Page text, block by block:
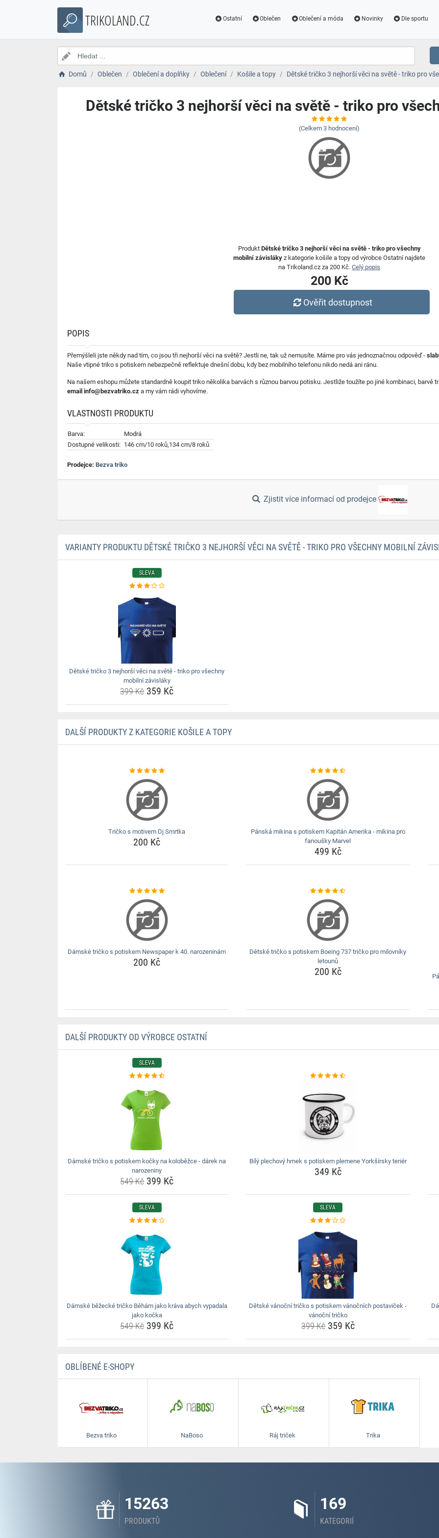
TRIKOLAND.CZ Ostatní Oblečen Oblečení a móda Novinky Dle sportu
Domů Oblečen Oblečení a doplňky Oblečení Košile a topy Dětské tričko 3 nejhorší věci na světě - triko pro
Dětské tričko 3 nejhorší věci na světě - triko pro
(Celkem 3 hodnocení)
Produkt Dětské tričko 3 nejhorší věci na světě - triko pro všechny
mobilní závisláky z kategorie košile a topy od výrobce Ostatní najdete
na Trikoland.cz za 200 Kč. Celý popis
200 Kč
Ověřit dostupnost
POPIS
Přemýšleli jste někdy nad tím, co jsou tři nejhorší věci na světě? Jestli ne, tak už nemusíte. Máme pro vás jednoznačnou odpověď -
Naše vtipné triko s potiskem nebezpečně reflektuje dnešní dobu, kdy bez mobilního telefonu nikdo nedá ani ránu.
Na našem eshopu můžete standardně koupit triko několika barvách s různou barvou potisku. Jestliže toužíte po jiné kombinaci, barvě
email info@bezvatriko.cz a my vám rádi vyhovíme.
VLASTNOSTI PRODUKTU
Barva:
Modrá
Dostupné velikosti: 146 cm/10 roků,134 cm/8 roků
Prodejce: Bezva triko
Zjistit více informací od prodejce
VARIANTY PRODUKTU DĚTSKÉ TRIČKO 3 NEJHORŠÍ VĚCI NA SVĚTĚ - TRIKO PRO VŠECHNY MOBILNÍ
SLEVA
Dětské tričko 3 nejhorší věci na světě - triko pro všechny
mobilní závisláky
399 Kč359 Kč
DALŠÍ PRODUKTY Z KATEGORIE KOŠILE A TOPY
Tričko s motivem Dj Smrtka
200 Kč
Pánská mikina s potiskem Kapitán Amerika - mikina pro
fanoušky Marvel
499 Kč
Dámské tričko s potiskem Newspaper k 40. narozeninám
200 Kč
Dětské tričko s potiskem Boeing 737 tričko pro milovníky
letounů
200 Kč
DALŠÍ PRODUKTY OD VÝROBCE OSTATNÍ
SLEVA
Dámské tričko s potiskem kočky na koloběžce - dárek na
narozeniny
549 Kč399 Kč
Bílý plechový hrnek s potiskem plemene Yorkšírsky teriér
349 Kč
SLEVA
Dámské běžecké tričko Běhám jako kráva abych vypadala
jako kočka
549 Kč399 Kč
SLEVA
Dětské vánoční tričko s potiskem vánočních postaviček -
vánoční tričko
399 Kč359 Kč
OBLÍBENÉ E-SHOPY
Bezva triko NaBoso Ráj triček Trika
15263
PRODUKTŮ
169
KATEGORIÍ